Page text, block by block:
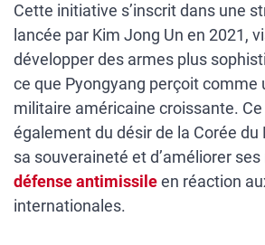
Cette initiative s’inscrit dans une
lancée par Kim Jong Un en 2021,
développer des armes plus
ce que Pyongyang perçoit comme
militaire américaine croissante.
également du désir de la Corée
sa souveraineté et d’améliorer
défense antimissileen réaction
internationales.